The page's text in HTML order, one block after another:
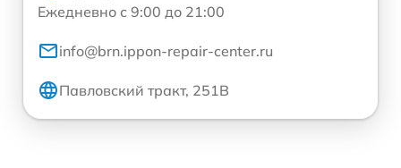
Ежедневно с 9:00 до 21:00
info@brn.ippon-repair-center.ru
Павловский тракт, 251В